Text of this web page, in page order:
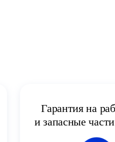
Гарантия на
и запасные